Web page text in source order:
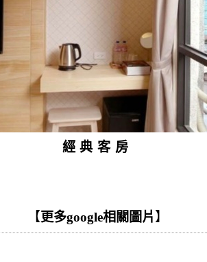
經典客房
【更多google相關圖片】